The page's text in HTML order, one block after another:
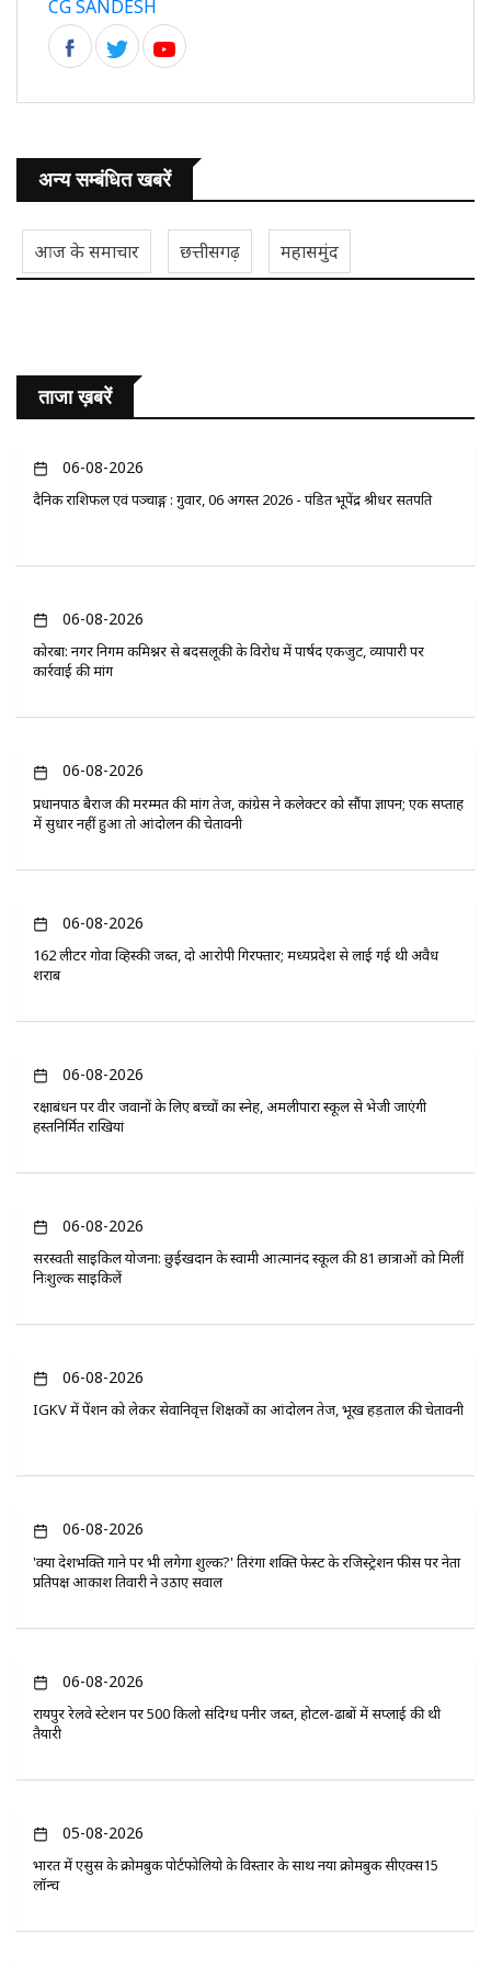
CG SANDESH
अन्य सम्बंधित खबरें
आज के समाचार छत्तीसगढ़ महासमुंद
ताजा ख़बरें
06-08-2026
दैनिक राशिफल एवं पञ्चाङ्ग : गुरुवार, 06 अगस्त 2026 - पंडित भूपेंद्र श्रीधर सतपति
06-08-2026
कोरबा: नगर निगम कमिश्नर से बदसलूकी के विरोध में पार्षद एकजुट, व्यापारी पर
कार्रवाई की मांग
06-08-2026
प्रधानपाठ बैराज की मरम्मत की मांग तेज, कांग्रेस ने कलेक्टर को सौंपा ज्ञापन; एक सप्ताह
में सुधार नहीं हुआ तो आंदोलन की चेतावनी
06-08-2026
162 लीटर गोवा व्हिस्की जब्त, दो आरोपी गिरफ्तार; मध्यप्रदेश से लाई गई थी अवैध
शराब
06-08-2026
रक्षाबंधन पर वीर जवानों के लिए बच्चों का स्नेह, अमलीपारा स्कूल से भेजी जाएंगी
हस्तनिर्मित राखियां
06-08-2026
सरस्वती साइकिल योजना: छुईखदान के स्वामी आत्मानंद स्कूल की 81 छात्राओं को मिलीं
निःशुल्क साइकिलें
06-08-2026
IGKV में पेंशन को लेकर सेवानिवृत्त शिक्षकों का आंदोलन तेज, भूख हड़ताल की चेतावनी
06-08-2026
'क्या देशभक्ति गाने पर भी लगेगा शुल्क?' तिरंगा शक्ति फेस्ट के रजिस्ट्रेशन फीस पर नेता
प्रतिपक्ष आकाश तिवारी ने उठाए सवाल
06-08-2026
रायपुर रेलवे स्टेशन पर 500 किलो संदिग्ध पनीर जब्त, होटल-ढाबों में सप्लाई की थी
तैयारी
05-08-2026
भारत में एसुस के क्रोमबुक पोर्टफोलियो के विस्तार के साथ नया क्रोमबुक सीएक्स15
लॉन्च